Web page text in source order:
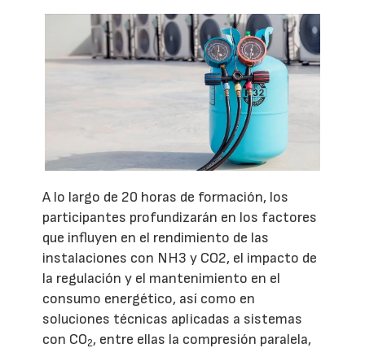
A lo largo de 20 horas de formación, los
participantes profundizarán en los factores
que influyen en el rendimiento de las
instalaciones con NH3 y CO2, el impacto de
la regulación y el mantenimiento en el
consumo energético, así como en
soluciones técnicas aplicadas a sistemas
con CO2, entre ellas la compresión paralela,